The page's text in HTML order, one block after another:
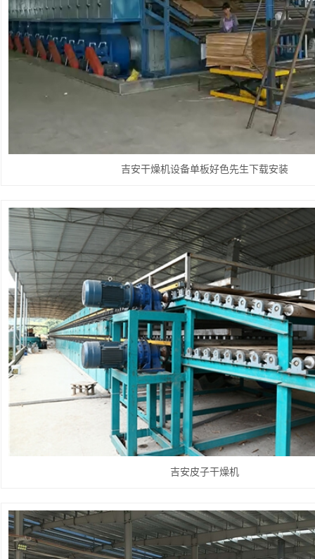
吉安干燥机设备单板好色先生下载安装
吉安皮子干燥机